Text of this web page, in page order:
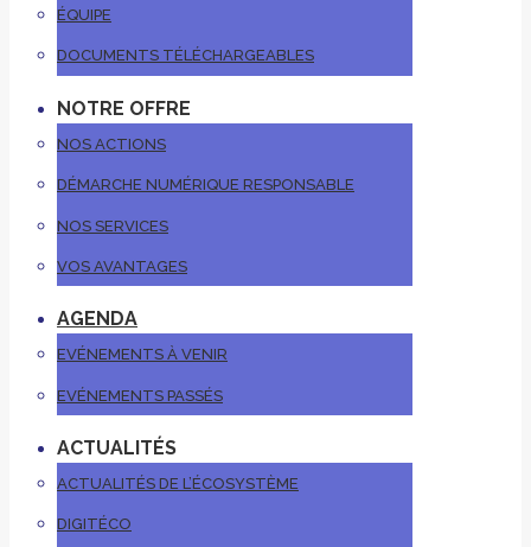
ÉQUIPE
DOCUMENTS TÉLÉCHARGEABLES
NOTRE OFFRE
NOS ACTIONS
DÉMARCHE NUMÉRIQUE RESPONSABLE
NOS SERVICES
VOS AVANTAGES
AGENDA
EVÉNEMENTS À VENIR
EVÉNEMENTS PASSÉS
ACTUALITÉS
ACTUALITÉS DE L’ÉCOSYSTÈME
DIGITÉCO